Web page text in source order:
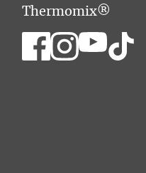
Thermomix®